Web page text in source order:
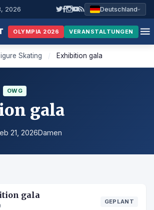
2026 Deutschland
OLYMPIA 2026 VERANSTALTUNGEN
Skating / Exhibition gala
OWG
gala
21, 2026Damen
gala
GEPLANT